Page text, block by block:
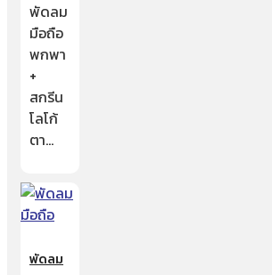
พัดลม
มือถือ
พกพา
+
สกรีน
โลโก้
ตา…
พัดลม